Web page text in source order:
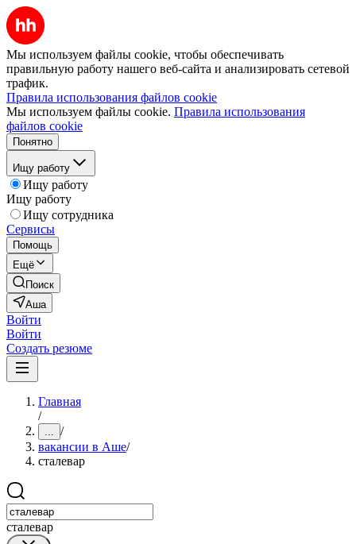
Мы используем файлы cookie, чтобы обеспечивать
правильную работу нашего веб-сайта и анализировать сетевой
трафик.
Правила использования файлов cookie
Мы используем файлы cookie. Правила использования
файлов cookie
Понятно
Ищу работу
Ищу работу
Ищу работу
Ищу сотрудника
Сервисы
Помощь
Ещё
Поиск
Аша
Войти
Войти
Создать резюме
Главная
/
... /
вакансии в Аше/
сталевар
сталевар